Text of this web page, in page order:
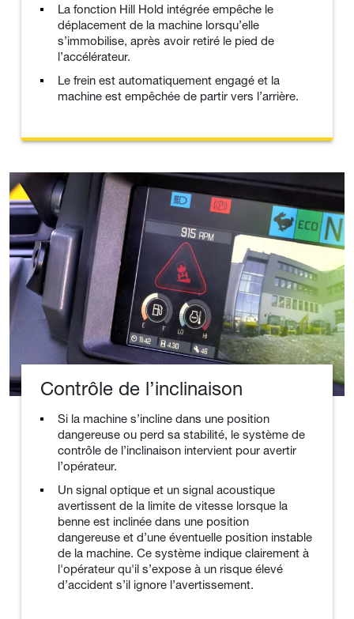
La fonction Hill Hold intégrée empêche le
déplacement de la machine lorsqu’elle
s’immobilise, après avoir retiré le pied de
l’accélérateur.
Le frein est automatiquement engagé et la
machine est empêchée de partir vers l’arrière.
Contrôle de l’inclinaison
Si la machine s’incline dans une position
dangereuse ou perd sa stabilité, le système de
contrôle de l’inclinaison intervient pour avertir
l’opérateur.
Un signal optique et un signal acoustique
avertissent de la limite de vitesse lorsque la
benne est inclinée dans une position
dangereuse et d’une éventuelle position instable
de la machine. Ce système indique clairement à
l'opérateur qu'il s’expose à un risque élevé
d’accident s’il ignore l’avertissement.